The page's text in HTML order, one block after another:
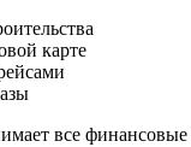
карте
все